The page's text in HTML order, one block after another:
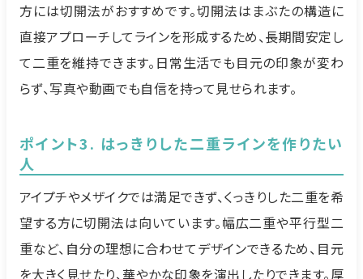
方には切開法がおすすめです。切開法はまぶたの構造に
直接アプローチしてラインを形成するため、長期間安定し
て二重を維持できます。日常生活でも目元の印象が変わ
らず、写真や動画でも自信を持って見せられます。
ポイント3. はっきりした二重ラインを作りたい
人
アイプチやメザイクでは満足できず、くっきりした二重を希
望する方に切開法は向いています。幅広二重や平行型二
重など、自分の理想に合わせてデザインできるため、目元
を大きく見せたり、華やかな印象を演出したりできます。厚